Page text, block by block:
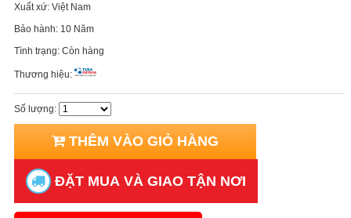
Xuất xứ: Việt Nam
Bảo hành: 10 Năm
Tình trạng: Còn hàng
Thương hiệu:
Số lượng:
THÊM VÀO GIỎ HÀNG
ĐẶT MUA VÀ GIAO TẬN NƠI